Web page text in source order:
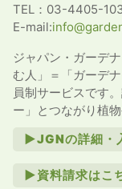
TEL：03-4405-
E-mail:
ジャパン・ガーデ
む人」＝「ガーデ
員制サービスです
ー」とつながり植
►JGNの詳細・
►資料請求はこ